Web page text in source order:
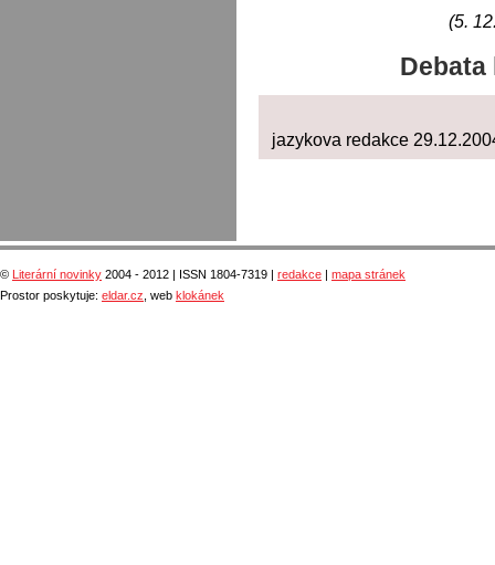
(5.
Debata
jazykova redakce
© Literární novinky 2004 - 2012 | ISSN 1804-7319 | redakce
mapa stránek
Prostor poskytuje: eldar.cz , web klokánek